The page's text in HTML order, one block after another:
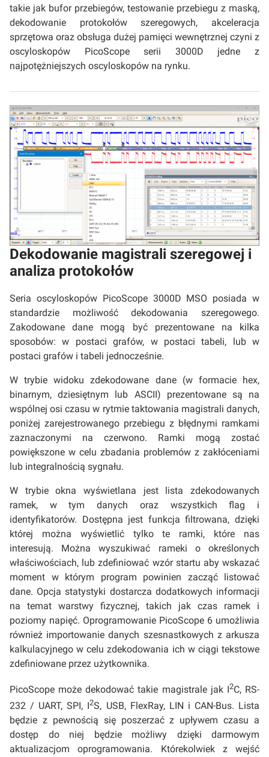
takie jak bufor przebiegów, testowanie przebiegu z maską,
dekodowanie protokołów szeregowych, akceleracja
sprzętowa oraz obsługa dużej pamięci wewnętrznej czyni z
oscyloskopów PicoScope serii 3000D jedne z
najpotężniejszych oscyloskopów na rynku.
Dekodowanie magistrali szeregowej i
analiza protokołów
Seria oscyloskopów PicoScope 3000D MSO posiada w
standardzie możliwość dekodowania szeregowego.
Zakodowane dane mogą być prezentowane na kilka
sposobów: w postaci grafów, w postaci tabeli, lub w
postaci grafów i tabeli jednocześnie.
W trybie widoku zdekodowane dane (w formacie hex,
binarnym, dziesiętnym lub ASCII) prezentowane są na
wspólnej osi czasu w rytmie taktowania magistrali danych,
poniżej zarejestrowanego przebiegu z błędnymi ramkami
zaznaczonymi na czerwono. Ramki mogą zostać
powiększone w celu zbadania problemów z zakłóceniami
lub integralnością sygnału.
W trybie okna wyświetlana jest lista zdekodowanych
ramek, w tym danych oraz wszystkich flag i
identyfikatorów. Dostępna jest funkcja filtrowana, dzięki
której można wyświetlić tylko te ramki, które nas
interesują. Można wyszukiwać rameki o określonych
właściwościach, lub zdefiniować wzór startu aby wskazać
moment w którym program powinien zacząć listować
dane. Opcja statystyki dostarcza dodatkowych informacji
na temat warstwy fizycznej, takich jak czas ramek i
poziomy napięć. Oprogramowanie PicoScope 6 umożliwia
również importowanie danych szesnastkowych z arkusza
kalkulacyjnego w celu zdekodowania ich w ciągi tekstowe
zdefiniowane przez użytkownika.
PicoScope może dekodować takie magistrale jak I2C, RS-
232 / UART, SPI, I2S, USB, FlexRay, LIN i CAN-Bus. Lista
będzie z pewnością się poszerzać z upływem czasu a
dostęp do niej będzie możliwy dzięki darmowym
aktualizacjom oprogramowania. Którekolwiek z wejść